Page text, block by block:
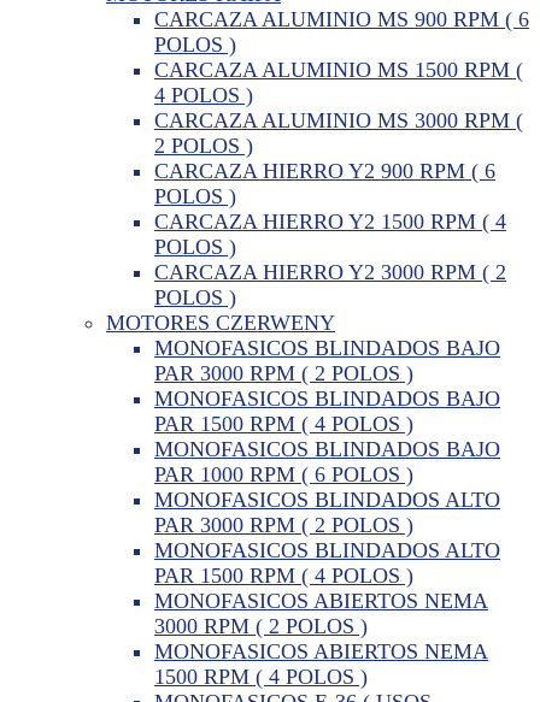
CARCAZA ALUMINIO MS 900 RPM ( 6
POLOS )
CARCAZA ALUMINIO MS 1500 RPM (
4 POLOS )
CARCAZA ALUMINIO MS 3000 RPM (
2 POLOS )
CARCAZA HIERRO Y2 900 RPM ( 6
POLOS )
CARCAZA HIERRO Y2 1500 RPM ( 4
POLOS )
CARCAZA HIERRO Y2 3000 RPM ( 2
POLOS )
MOTORES CZERWENY
MONOFASICOS BLINDADOS BAJO
PAR 3000 RPM ( 2 POLOS )
MONOFASICOS BLINDADOS BAJO
PAR 1500 RPM ( 4 POLOS )
MONOFASICOS BLINDADOS BAJO
PAR 1000 RPM ( 6 POLOS )
MONOFASICOS BLINDADOS ALTO
PAR 3000 RPM ( 2 POLOS )
MONOFASICOS BLINDADOS ALTO
PAR 1500 RPM ( 4 POLOS )
MONOFASICOS ABIERTOS NEMA
3000 RPM ( 2 POLOS )
MONOFASICOS ABIERTOS NEMA
1500 RPM ( 4 POLOS )